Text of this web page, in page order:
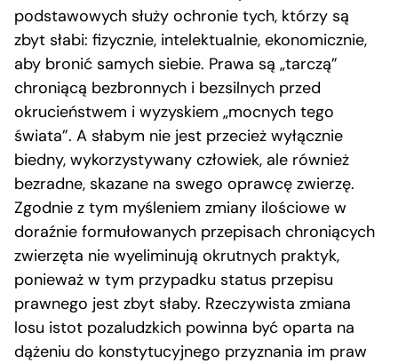
podstawowych służy ochronie tych, którzy są
zbyt słabi: fizycznie, intelektualnie, ekonomicznie,
aby bronić samych siebie. Prawa są „tarczą”
chroniącą bezbronnych i bezsilnych przed
okrucieństwem i wyzyskiem „mocnych tego
świata”. A słabym nie jest przecież wyłącznie
biedny, wykorzystywany człowiek, ale również
bezradne, skazane na swego oprawcę zwierzę.
Zgodnie z tym myśleniem zmiany ilościowe w
doraźnie formułowanych przepisach chroniących
zwierzęta nie wyeliminują okrutnych praktyk,
ponieważ w tym przypadku status przepisu
prawnego jest zbyt słaby. Rzeczywista zmiana
losu istot pozaludzkich powinna być oparta na
dążeniu do konstytucyjnego przyznania im praw